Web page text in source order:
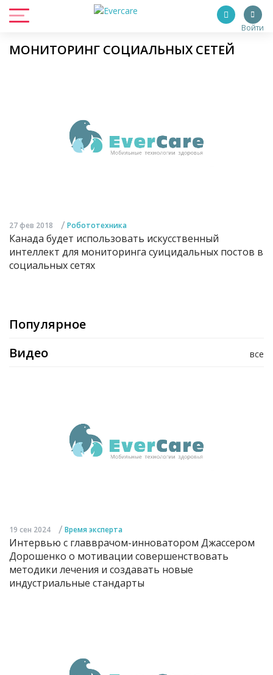
Войти
МОНИТОРИНГ СОЦИАЛЬНЫХ СЕТЕЙ
27 фев 2018 / Робототехника
Канада будет использовать искусственный
интеллект для мониторинга суицидальных постов в
социальных сетях
Популярное
все
Видео
19 сен 2024 / Время эксперта
Интервью с главврачом-инноватором Джассером
Дорошенко о мотивации совершенствовать
методики лечения и создавать новые
индустриальные стандарты